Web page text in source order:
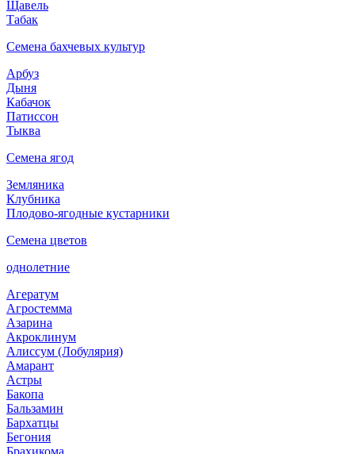
Щавель
Табак
Семена бахчевых культур
Арбуз
Дыня
Кабачок
Патиссон
Тыква
Семена ягод
Земляника
Клубника
Плодово-ягодные кустарники
Семена цветов
однолетние
Агератум
Агростемма
Азарина
Акроклинум
Алиссум (Лобулярия)
Амарант
Астры
Бакопа
Бальзамин
Бархатцы
Бегония
Брахикома